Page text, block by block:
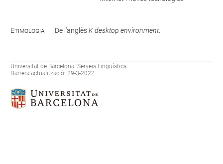
Etimologia De l’anglèsK desktop environment.
Universitat de Barcelona. Serveis Lingüístics
Darrera actualització: 29-3-2022